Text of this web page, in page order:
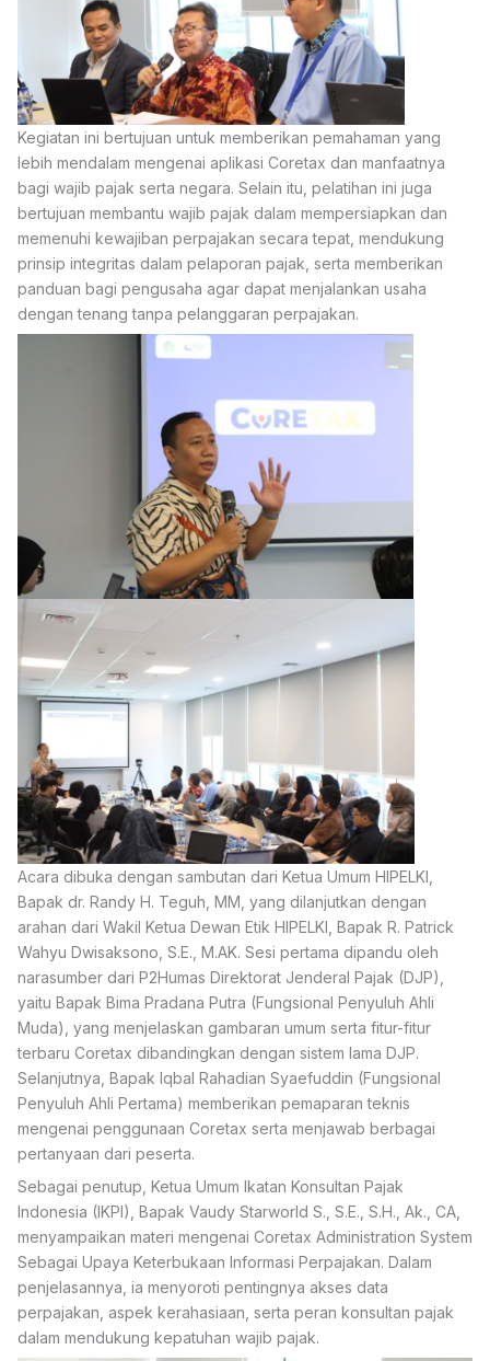
Kegiatan ini bertujuan untuk memberikan pemahaman yang
lebih mendalam mengenai aplikasi Coretax dan manfaatnya
bagi wajib pajak serta negara. Selain itu, pelatihan ini juga
bertujuan membantu wajib pajak dalam mempersiapkan dan
memenuhi kewajiban perpajakan secara tepat, mendukung
prinsip integritas dalam pelaporan pajak, serta memberikan
panduan bagi pengusaha agar dapat menjalankan usaha
dengan tenang tanpa pelanggaran perpajakan.
Acara dibuka dengan sambutan dari Ketua Umum HIPELKI,
Bapak dr. Randy H. Teguh, MM, yang dilanjutkan dengan
arahan dari Wakil Ketua Dewan Etik HIPELKI, Bapak R. Patrick
Wahyu Dwisaksono, S.E., M.AK. Sesi pertama dipandu oleh
narasumber dari P2Humas Direktorat Jenderal Pajak (DJP),
yaitu Bapak Bima Pradana Putra (Fungsional Penyuluh Ahli
Muda), yang menjelaskan gambaran umum serta fitur-fitur
terbaru Coretax dibandingkan dengan sistem lama DJP.
Selanjutnya, Bapak Iqbal Rahadian Syaefuddin (Fungsional
Penyuluh Ahli Pertama) memberikan pemaparan teknis
mengenai penggunaan Coretax serta menjawab berbagai
pertanyaan dari peserta.
Sebagai penutup, Ketua Umum Ikatan Konsultan Pajak
Indonesia (IKPI), Bapak Vaudy Starworld S., S.E., S.H., Ak., CA,
menyampaikan materi mengenai Coretax Administration System
Sebagai Upaya Keterbukaan Informasi Perpajakan. Dalam
penjelasannya, ia menyoroti pentingnya akses data
perpajakan, aspek kerahasiaan, serta peran konsultan pajak
dalam mendukung kepatuhan wajib pajak.